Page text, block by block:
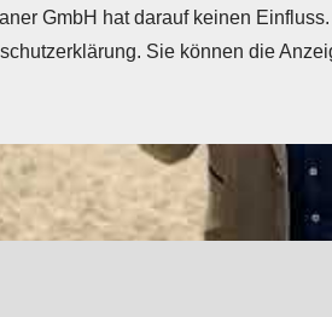
GmbH hat darauf keinen
Sie können die